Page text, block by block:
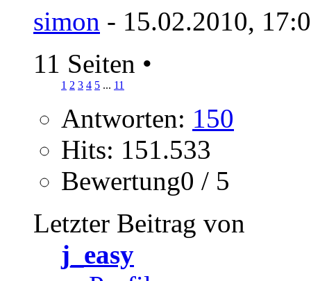
simon - 15.02.2010,
11 Seiten •
1 2 3 4 5 ... 11
Antworten: 150
Hits: 151.533
Bewertung0 / 5
Letzter Beitrag von
j_easy